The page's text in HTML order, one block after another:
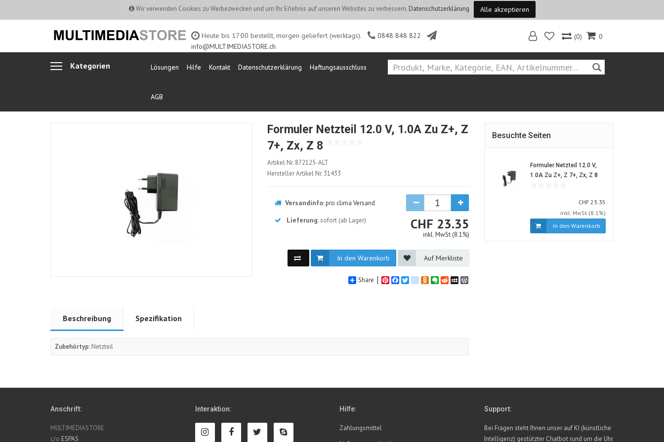
Wir verwenden Cookies zu Werbezwecken und um Ihr Erlebnis auf unseren Websites zu verbessern. Datenschutzerklärung Alle akzeptieren
Heute bis 17:00 bestellt, morgen geliefert (werktags).
0848 848 822
info@MULTIMEDIASTORE.ch
0
(0)
Kategorien Lösungen Hilfe Kontakt Datenschutzerklärung Haftungsausschluss
AGB
Formuler Netzteil 12.0 V, 1.0A Zu Z+, Z
7+, Zx, Z 8
872125-
ALT
Artikel Nr. 872125-ALT
Hersteller Artikel Nr. 31433
Versandinfo:pro clima Versand
Lieferung: sofort (ab Lager) CHF CHF
23.35
inkl. MwSt (8.1%)
In den Warenkorb Auf Merkliste
Share PinterestFacebook
Twittergoogle_bookmarks
Odnoklassniki
Evernote
RedditMySpaceWordPress
Beschreibung Spezifikation
Zubehörtyp: Netzteil
Besuchte Seiten
Formuler Netzteil 12.0 V,
1.0A Zu Z+, Z 7+, Zx, Z 8872125-
CHF CHF
23.35
inkl. MwSt (8.1%)
In den Warenkorb
Anschrift:
MULTIMEDIASTORE
c/o ESPAS
Interaktion: Hilfe:
Zahlungsmittel
Support:
Bei Fragen steht Ihnen unser auf KI (künstliche
Intelligenz) gestützter Chatbot rund um die Uhr